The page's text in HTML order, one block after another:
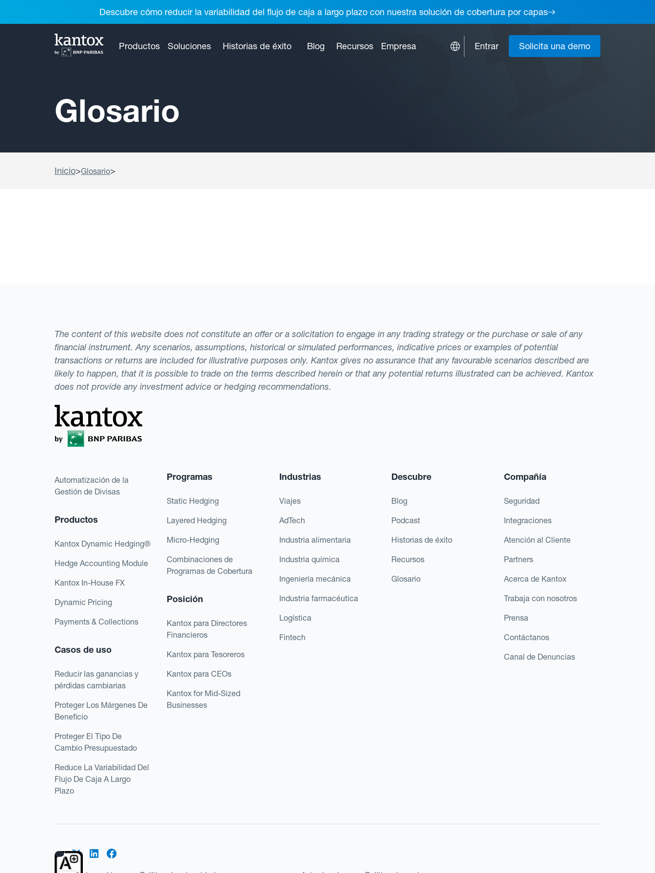
Descubre cómo reducir la variabilidad del flujo de caja a largo plazo con nuestra solución de cobertura por capas
Productos Soluciones Historias de éxito Blog Recursos Empresa Entrar Solicita una demo
Glosario
Inicio>Glosario>
The content of this website does not constitute an offer or a solicitation to engage in any trading strategy or the purchase or sale of any
financial instrument. Any scenarios, assumptions, historical or simulated performances, indicative prices or examples of potential
transactions or returns are included for illustrative purposes only. Kantox gives no assurance that any favourable scenarios described are
likely to happen, that it is possible to trade on the terms described herein or that any potential returns illustrated can be achieved. Kantox
does not provide any investment advice or hedging recommendations.
Automatización de la
Gestión de Divisas
Productos
Kantox Dynamic Hedging®
Hedge Accounting Module
Kantox In-House FX
Dynamic Pricing
Payments & Collections
Casos de uso
Reducir las ganancias y
pérdidas cambiarias
Proteger Los Márgenes De
Beneficio
Proteger El Tipo De
Cambio Presupuestado
Reduce La Variabilidad Del
Flujo De Caja A Largo
Plazo
Programas
Static Hedging
Layered Hedging
Micro-Hedging
Combinaciones de
Programas de Cobertura
Posición
Kantox para Directores
Financieros
Kantox para Tesoreros
Kantox para CEOs
Kantox for Mid-Sized
Businesses
Industrias
Viajes
AdTech
Industria alimentaria
Industria química
Ingeniería mecánica
Industria farmacéutica
Logística
Fintech
Descubre
Blog
Podcast
Historias de éxito
Recursos
Glosario
Compañía
Seguridad
Integraciones
Atención al Cliente
Partners
Acerca de Kantox
Trabaja con nosotros
Prensa
Contáctanos
Canal de Denuncias